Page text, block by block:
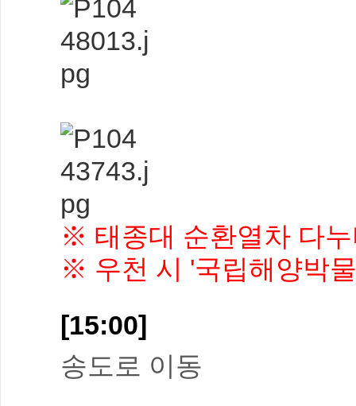
※ 태종대 순환열차 다
※ 우천 시 '국립해양박
[15:00]
송도로 이동